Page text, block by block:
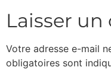
Laisser
Votre adresse e-mail
obligatoires sont